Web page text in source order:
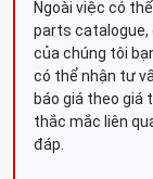
Ngoài việc có
parts catalogue,
của chúng tôi
có thể nhận tư
báo giá theo giá
thắc mắc liên
đáp.